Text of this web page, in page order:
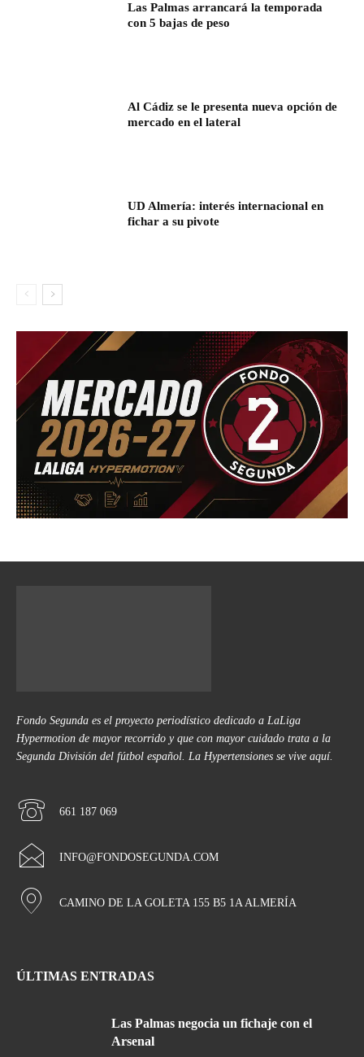
Las Palmas arrancará la temporada
con 5 bajas de peso
Al Cádiz se le presenta nueva opción de
mercado en el lateral
UD Almería: interés internacional en
fichar a su pivote
Fondo Segunda es el proyecto periodístico dedicado a LaLiga
Hypermotion de mayor recorrido y que con mayor cuidado trata a la
Segunda División del fútbol español. La Hypertensiones se vive aquí.
661 187 069
INFO@FONDOSEGUNDA.COM
CAMINO DE LA GOLETA 155 B5 1A ALMERÍA
ÚLTIMAS ENTRADAS
Las Palmas negocia un fichaje con el
Arsenal